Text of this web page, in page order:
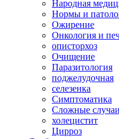
Народная
Нормы и
Ожирение
Онкология и
описторхоз
Очищение
Паразитология
поджелудочная
селезенка
Симптоматика
Сложные случаи
холецистит
Цирроз